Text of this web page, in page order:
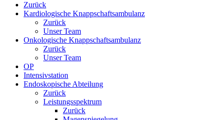
Zurück
Kardiologische Knappschaftsambulanz
Zurück
Unser Team
Onkologische Knappschaftsambulanz
Zurück
Unser Team
OP
Intensivstation
Endoskopische Abteilung
Zurück
Leistungsspektrum
Zurück